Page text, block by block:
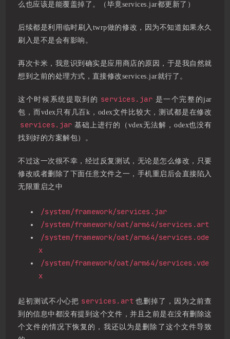
么也应该是能覆盖掉了。（毕竟services.jar都更新了）
后续都是利用临时刷入twrp做的修改，因为不知道如果永久
刷入是不是会有影响。
再次卡米，我意识到确实是应用商店的原因，于是我自然就
想到之前的处理方式，直接修改services.jar就行了。
这个时候系统提取到的 services.jar 是一个完整的jar
包，而vdex只有几百k，odex文件比较大，测试都是在修改
services.jar 基础上进行的（vdex无法解，odex也没有
找到好的方案解包）。
不过这一次很不幸，经过反复测试，无论是怎么修改，只要
修改或者删除了下面任意文件之一，手机重启后会直接陷入
无限重启之中
/system/framework/services.jar
/system/framework/oat/arm64/services.art
/system/framework/oat/arm64/services.ode
x
/system/framework/oat/arm64/services.vde
x
起初测试不小心把 services.art 也删掉了，因为之前查
到的信息中都没有提到这个文件，并且之前是在没有删除这
个文件的情况下恢复的，我还以为是删除了这个文件导致